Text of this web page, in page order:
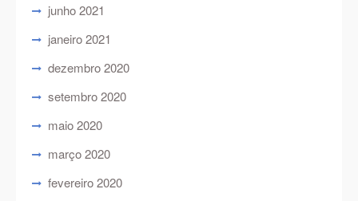
junho 2021
janeiro 2021
dezembro 2020
setembro 2020
maio 2020
março 2020
fevereiro 2020